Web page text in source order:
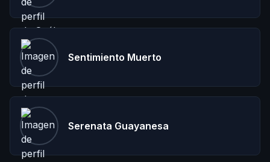
Sentimiento Muerto
Serenata Guayanesa